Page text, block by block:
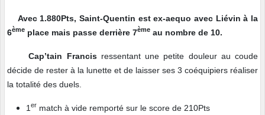
Avec 1.880Pts, Saint-Quentin est ex-aequo avec Liévin à la
6ème place mais passe derrière 7ème au nombre de 10.
Cap’tain Francisressentant une petite douleur au coude
décide de rester à la lunette et de laisser ses 3 coéquipiers réaliser
la totalité des duels.
1 er match à vide remporté sur le score de 210Pts